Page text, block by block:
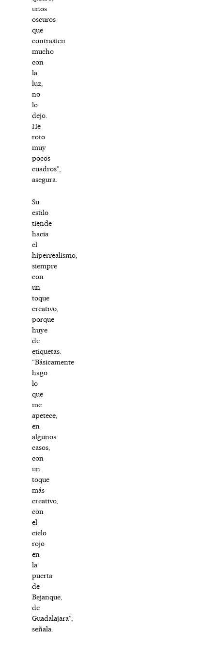
unos
oscuros
que
contrasten
mucho
con
la
luz,
no
lo
dejo.
He
roto
muy
pocos
cuadros”,
asegura.
Su
estilo
tiende
hacia
el
hiperrealismo,
siempre
con
un
toque
creativo,
porque
huye
de
etiquetas.
“Básicamente
hago
lo
que
me
apetece,
en
algunos
casos,
con
un
toque
más
creativo,
con
el
cielo
rojo
en
la
puerta
de
Bejanque,
de
Guadalajara”,
señala.